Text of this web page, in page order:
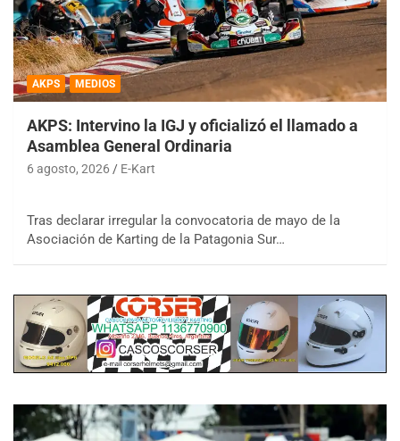
AKPS MEDIOS
AKPS: Intervino la IGJ y oficializó el llamado a
Asamblea General Ordinaria
6 agosto, 2026 E-Kart
Tras declarar irregular la convocatoria de mayo de la
Asociación de Karting de la Patagonia Sur…